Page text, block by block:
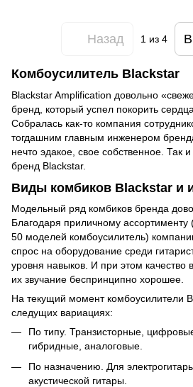
Назад 1из 4
Комбоусилитель Blackstar
Blackstar Amplification довольно
бренд, который успел покорить
Собралась как-то компания
тогдашним главным инженером
нечто эдакое, свое собственное. Так
бренд Blackstar.
Виды комбиков Blackstar и
Модельный ряд комбиков бренда
Благодаря приличному ассортименту
50 моделей комбоусилитель)
спрос на оборудование среди
уровня навыков. И при этом качество
их звучание беспринципно хорошее.
На текущий момент комбоусилители
следущих вариациях:
По типу. Транзисторные,
гибридные, аналоговые.
По назначению. Для
акустической гитары.